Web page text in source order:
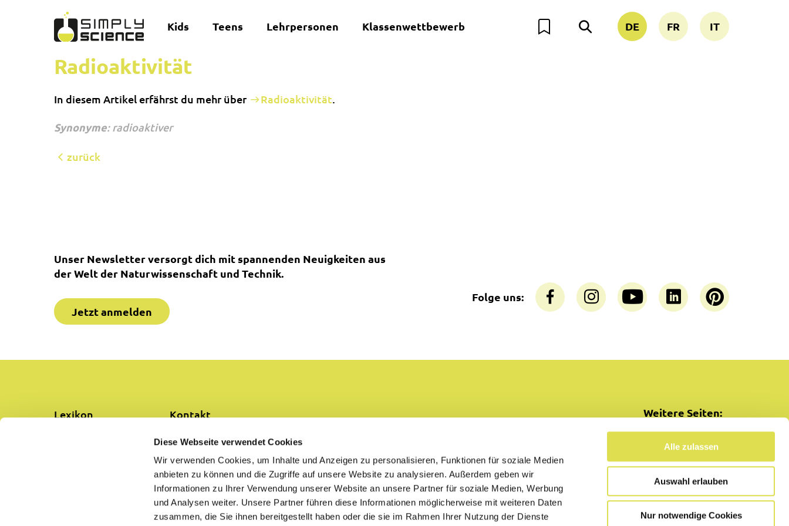
Diese Webseite verwendet Cookies
Wir verwenden Cookies, um Inhalte und Anzeigen zu personalisieren, Funktionen für soziale Medien
anbieten zu können und die Zugriffe auf unsere Website zu analysieren. Außerdem geben wir
Informationen zu Ihrer Verwendung unserer Website an unsere Partner für soziale Medien, Werbung
und Analysen weiter. Unsere Partner führen diese Informationen möglicherweise mit weiteren Daten
zusammen, die Sie ihnen bereitgestellt haben oder die sie im Rahmen Ihrer Nutzung der Dienste
Alle zulassen
Auswahl erlauben
Nur notwendige Cookies
Kids Teens Lehrpersonen Klassenwettbewerb DE FR IT
Radioaktivität
In diesem Artikel erfährst du mehr über Radioaktivität.
Synonyme: radioaktiver
zurück
Unser Newsletter versorgt dich mit spannenden Neuigkeiten aus
der Welt der Naturwissenschaft und Technik.
Jetzt anmelden
Folge uns:
Lexikon Kontakt
Über uns
Datenschutz
AGB
Weitere Seiten:
SimplyCooking